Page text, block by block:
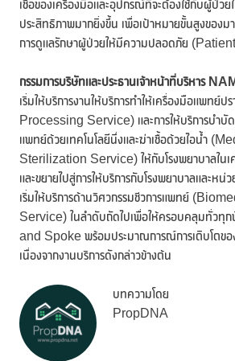
เชื้อของเครื่องมือและอุปกรณ์ที่จะต้องใช้กับผู้ป่วย
ประสิทธิภาพมากยิ่งขึ้น เพื่อเป้าหมายขั้นสูงของม
การดูแลรักษาผู้ป่วยให้มีความปลอดภัย
กรรมการบริษัทและประธานเจ้าหน้าที่บริหาร
เริ่มให้บริการงานให้บริการทำให้เครื่องมือแพทย์
Processing Service) และการให้บริการบำบั
แพทย์ด้วยเทคโนโลยีนึ่งและฆ่าเชื้อด้วยไอน้ำ
Sterilization Service) ให้กับโรงพยาบาลในเ
และขยายไปสู่การให้บริการกับโรงพยาบาลและหน่
เริ่มให้บริการด้านวิศวกรรมชีวการแพทย์
Service) ในลำดับถัดไปเพื่อให้ครอบคลุมทั่วทุ
and Spoke พร้อมประมาณการณ์การเติบโตของ
เนื่องจากงานบริการดังกล่าวข้างต้น
บทความโดย
PropDNA